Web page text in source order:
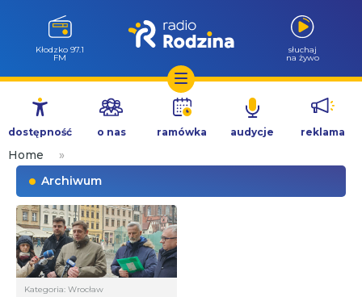
Przejdź
treści
Kłodzko 97.1
FM
słuchaj
na żywo
dostępność o nas ramówka audycje reklama
Home
»
Archiwum
Kategoria: Wrocław